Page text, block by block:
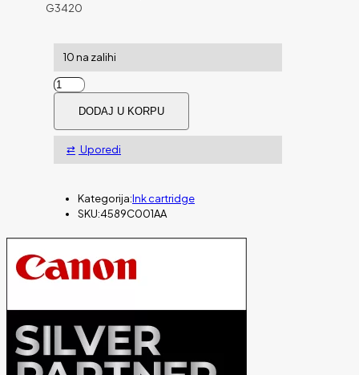
G3420
10 na zalihi
Maintenance
Cartridge
CANON
MC-
G02
količina
DODAJ U KORPU
Uporedi
Kategorija:Ink cartridge
SKU:4589C001AA